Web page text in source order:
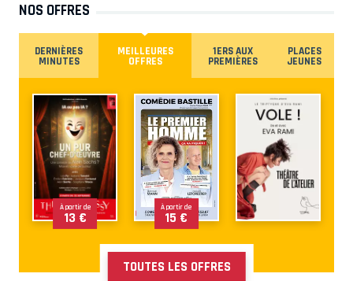
NOS OFFRES
DERNIÈRES
MINUTES
MEILLEURES
OFFRES
1ERS AUX
PREMIÈRES
PLACES
JEUNES
À partir de
13 €
À partir de
15 €
TOUTES LES OFFRES